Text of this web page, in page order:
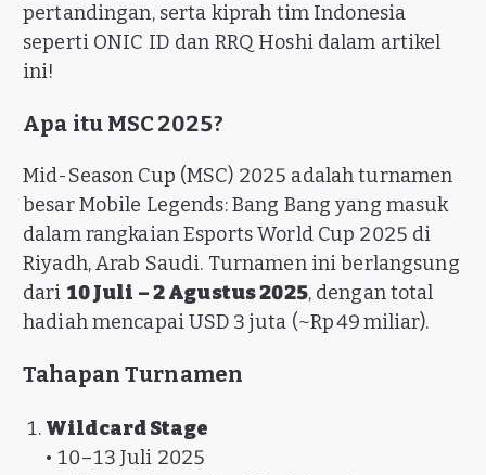
pertandingan, serta kiprah tim Indonesia
seperti ONIC ID dan RRQ Hoshi dalam artikel
ini!
Apa itu MSC 2025?
Mid-Season Cup (MSC) 2025 adalah turnamen
besar Mobile Legends: Bang Bang yang masuk
dalam rangkaian Esports World Cup 2025 di
Riyadh, Arab Saudi. Turnamen ini berlangsung
dari 10 Juli – 2 Agustus 2025, dengan total
hadiah mencapai USD 3 juta (~Rp 49 miliar).
Tahapan Turnamen
Wildcard Stage
• 10–13 Juli 2025